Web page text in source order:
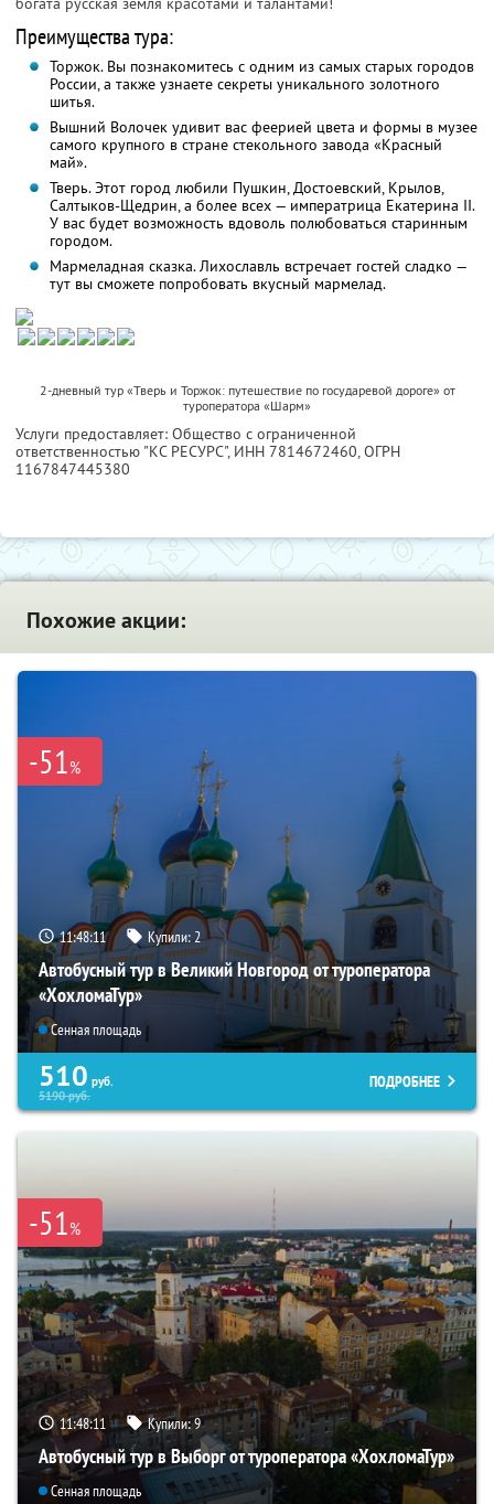
Преимущества тура:
Торжок. Вы познакомитесь с одним из самых старых городов
России, а также узнаете секреты уникального золотного
шитья.
Вышний Волочек удивит вас феерией цвета и формы в музее
самого крупного в стране стекольного завода «Красный
май».
Тверь. Этот город любили Пушкин, Достоевский, Крылов,
Салтыков-Щедрин, а более всех — императрица Екатерина II.
У вас будет возможность вдоволь полюбоваться старинным
городом.
Мармеладная сказка. Лихославль встречает гостей сладко —
тут вы сможете попробовать вкусный мармелад.
2-дневный тур «Тверь и Торжок: путешествие по государевой дороге» от
туроператора «Шарм»
Услуги предоставляет: Общество с ограниченной
ответственностью "КС РЕСУРС", ИНН 7814672460, ОГРН
1167847445380
Похожие акции:
-51%
11:48:09 Купили:2
Автобусный тур в Великий Новгород от туроператора
«ХохломаТур»
Сенная площадь
510 руб.
5190руб.
ПОДРОБНЕЕ
-51%
11:48:09 Купили:9
Автобусный тур в Выборг от туроператора «ХохломаТур»
Сенная площадь